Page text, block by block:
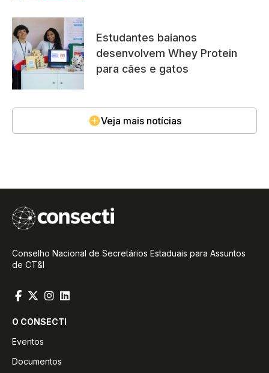
Estudantes baianos
desenvolvem Whey Protein
para cães e gatos
Veja mais notícias
Conselho Nacional de Secretários Estaduais para Assuntos
de CT&I
O CONSECTI
Eventos
Documentos